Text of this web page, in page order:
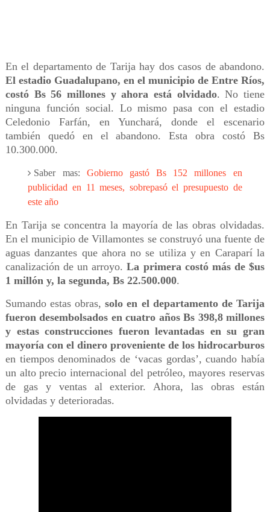
En el departamento de Tarija hay dos casos de abandono.
El estadio Guadalupano, en el municipio de Entre Ríos,
costó Bs 56 millones y ahora está olvidado. No tiene
ninguna función social. Lo mismo pasa con el estadio
Celedonio Farfán, en Yunchará, donde el escenario
también quedó en el abandono. Esta obra costó Bs
10.300.000.
Saber mas: Gobierno gastó Bs 152 millones en
publicidad en 11 meses, sobrepasó el presupuesto de
este año
En Tarija se concentra la mayoría de las obras olvidadas.
En el municipio de Villamontes se construyó una fuente de
aguas danzantes que ahora no se utiliza y en Caraparí la
canalización de un arroyo.La primera costó más de $us
1 millón y, la segunda, Bs 22.500.000.
Sumando estas obras,solo en el departamento de Tarija
fueron desembolsados en cuatro años Bs 398,8 millones
y estas construcciones fueron levantadas en su gran
mayoría con el dinero proveniente de los hidrocarburos
en tiempos denominados de ‘vacas gordas’, cuando había
un alto precio internacional del petróleo, mayores reservas
de gas y ventas al exterior. Ahora, las obras están
olvidadas y deterioradas.